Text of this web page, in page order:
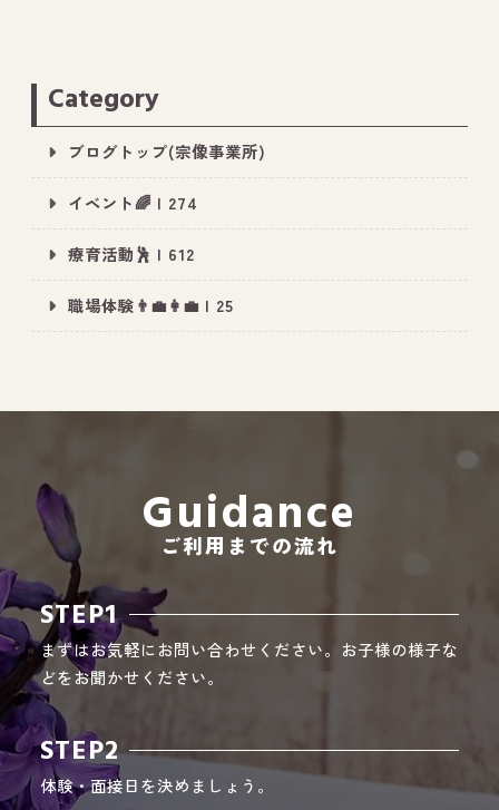
－ 鳥栖事業所のブログ
Instagram 事業所紹介動画
CEO BLOG
オールピース代表の部屋
Category
ブログトップ(宗像事業所)
イベント🌈 | 274
療育活動🕺 | 612
職場体験👨‍💼👩‍💼 | 25
Guidance
ご利用までの流れ
STEP1
まずはお気軽にお問い合わせください。お子様の様子な
どをお聞かせください。
STEP2
体験・面接日を決めましょう。